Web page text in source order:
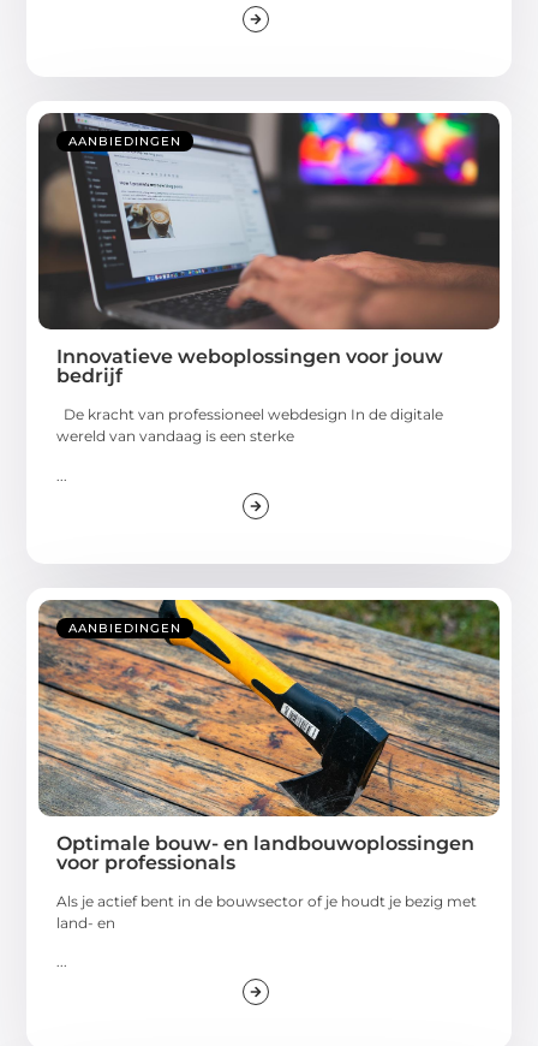
AANBIEDINGEN
Innovatieve weboplossingen voor jouw
bedrijf
De kracht van professioneel webdesign In de digitale
wereld van vandaag is een sterke
AANBIEDINGEN
Optimale bouw- en landbouwoplossingen
voor professionals
Als je actief bent in de bouwsector of je houdt je bezig met
land- en